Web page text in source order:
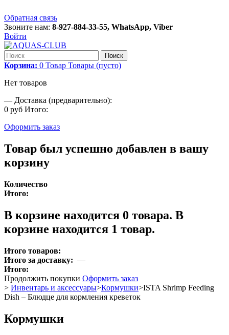
Обратная связь
Звоните нам: 8-927-884-33-55, WhatsApp, Viber
Войти
Поиск
Корзина: 0 Товар Товары (пусто)
Нет товаров
— Доставка (предварительно):
0 руб Итого:
Оформить заказ
Товар был успешно добавлен в вашу
корзину
Количество
Итого:
В корзине находится 0 товара. В
корзине находится 1 товар.
Итого товаров:
Итого за доставку: —
Итого:
Продолжить покупки Оформить заказ
> Инвентарь и аксессуары>Кормушки>ISTA Shrimp Feeding
Dish – Блюдце для кормления креветок
Кормушки